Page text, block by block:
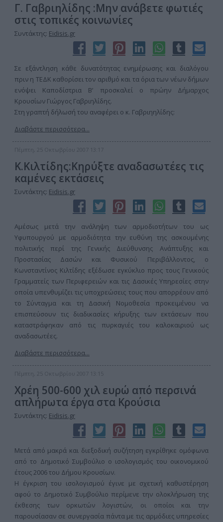
Γ. Γαβριηλίδης :Μην ανάβετε φωτιές
στις τοπικές κοινωνίες
Συντάκτης: Eidisis.gr
Σε εξάντληση κάθε δυνατότητας ενημέρωσης και διαλόγου
πριν η ΤΕΔΚ καθορίσει τον αριθμό και τα όρια των νέων δήμων
ενόψει Καποδίστρια Β’ προσκαλεί ο πρώην Δήμαρχος
Κρουσίων Γιώργος Γαβριηλίδης.
Στη γραπτή δήλωσή του αναφέρει ο κ. Γαβριηηλίδης:
Διαβάστε περισσότερα...
Πέμπτη, 25 Οκτωβρίου 2007 13:17
Κ.Κιλτίδης:Κηρύξτε αναδασωτέες τις
καμένες εκτάσεις
Συντάκτης: Eidisis.gr
Αμέσως μετά την ανάληψη των αρμοδιοτήτων του ως
Υφυπουργού με αρμοδιότητα την ευθύνη της ασκουμένης
πολιτικής περί της Γενικής Διεύθυνσης Ανάπτυξης και
Προστασίας Δασών και Φυσικού Περιβάλλοντος, ο
Κωνσταντίνος Κιλτίδης εξέδωσε εγκύκλιο προς τους Γενικούς
Γραμματείς των Περιφερειών και τις Δασικές Υπηρεσίες στην
οποία υπενθυμίζει τις υποχρεώσεις τους που απορρέουν από
το Σύνταγμα και τη Δασική Νομοθεσία προκειμένου να
επισπεύσουν τις διαδικασίες κήρυξης των εκτάσεων που
καταστράφηκαν από τις πυρκαγιές του καλοκαιριού ως
αναδασωτέες.
Διαβάστε περισσότερα...
Πέμπτη, 25 Οκτωβρίου 2007 13:15
Χρέη 500-600 χιλ ευρώ από περσινά
απλήρωτα έργα στα Κρούσια
Συντάκτης: Eidisis.gr
Μετά από μακρά και διεξοδική συζήτηση εγκρίθηκε ομόφωνα
από το Δημοτικό Συμβούλιο ο ισολογισμός του οικονομικού
έτους 2006 του Δήμου Κρουσίων.
Η έγκριση του ισολογισμού έγινε με σχετική καθυστέρηση
αφού το Δημοτικό Συμβούλιο περίμενε την ολοκλήρωση της
έκθεσης των ορκωτών λογιστών, οι οποίοι και την
παρουσίασαν σε συνεργασία πάντα με τις αρμόδιες υπηρεσίες